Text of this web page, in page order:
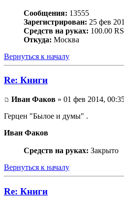
Сообщения: 13555
Зарегистрирован: 25 фев
Средств на руках: 100.00 RS
Откуда: Москва
Вернуться к началу
Re: Книги
Иван Факов » 01 фев 2014,
Герцен "Былое и думы" .
Иван Факов
Средств на руках: Закрыто
Вернуться к началу
Re: Книги